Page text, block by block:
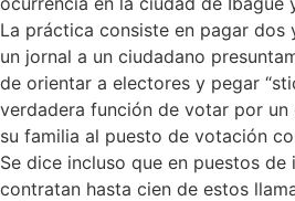
La práctica consiste en pagar dos
un jornal a un ciudadano
de orientar a electores y pegar
verdadera función de votar por
su familia al puesto de votación
Se dice incluso que en puestos
contratan hasta cien de estos